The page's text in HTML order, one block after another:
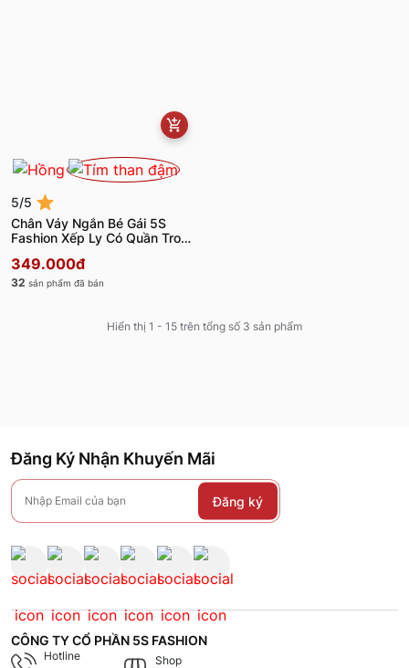
5/5
Chân Váy Ngắn Bé Gái 5S
Fashion Xếp Ly Có Quần Trong
349.000đ
32 sản phẩm đã bán
Hiển thị 1 - 15 trên tổng số 3 sản phẩm
Đăng Ký Nhận Khuyến Mãi
Đăng ký
CÔNG TY CỔ PHẦN 5S FASHION
Hotline Shop